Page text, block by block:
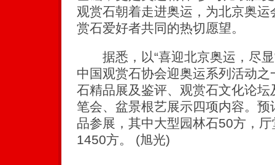
观赏石朝着走进奥运，为北京奥
赏石爱好者共同的热切愿望。
据悉，以“喜迎北京奥运，尽显
中国观赏石协会迎奥运系列活动
石精品展及鉴评、观赏石文化论
笔会、盆景根艺展示四项内容。
品参展，其中大型园林石50方，
1450方。 (旭光)